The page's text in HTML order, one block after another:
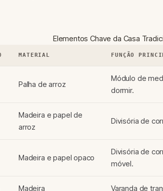
Elementos Chave da Casa
MATERIAL FUNÇÃO
Palha de arroz
Módulo de
dormir.
Madeira e papel de
arroz
Divisória de
Madeira e papel opaco
Divisória de
móvel.
Madeira Varanda de